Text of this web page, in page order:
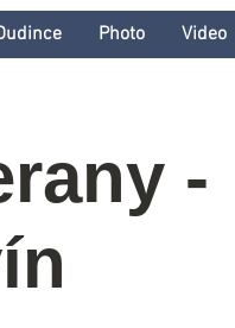
Photo Video
-